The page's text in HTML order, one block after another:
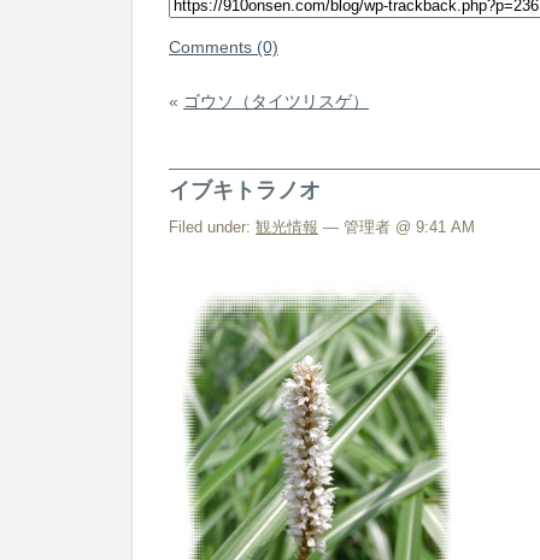
Comments (0)
« ゴウソ（タイツリスゲ）
イブキトラノオ
Filed under: 観光情報 — 管理者 @ 9:41 AM